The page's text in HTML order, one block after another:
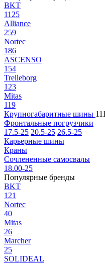
BKT
1125
Alliance
259
Nortec
186
ASCENSO
154
Trelleborg
123
Mitas
119
Крупногабаритные шины
Фронтальные погрузчики
17.5-25 20.5-25 26.5-25
Карьерные шины
Краны
Сочлененные самосвалы
18.00-25
Популярные бренды
BKT
121
Nortec
40
Mitas
26
Marcher
25
SOLIDEAL